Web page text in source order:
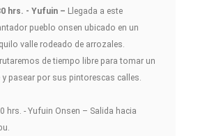
hrs. - Yufuin – Llegada a este
pueblo onsen ubicado en un
valle rodeado de arrozales.
de tiempo libre para tomar un
y pasear por sus pintorescas calles.
hrs. - Yufuin Onsen – Salida hacia